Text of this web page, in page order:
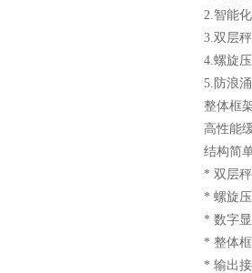
2.智能
3.双层
4.螺旋
5.防浪
整体框
高性能
结构简
* 双层
* 螺旋
* 数字
* 整体
* 输出